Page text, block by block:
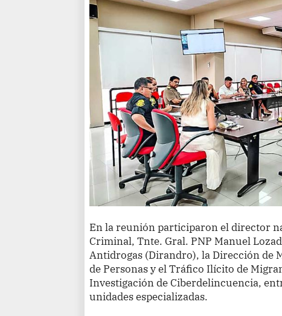
En la reunión participaron el director
Criminal, Tnte. Gral. PNP Manuel
Antidrogas (Dirandro), la Dirección de
de Personas y el Tráfico Ilícito de
Investigación de Ciberdelincuencia,
unidades especializadas.